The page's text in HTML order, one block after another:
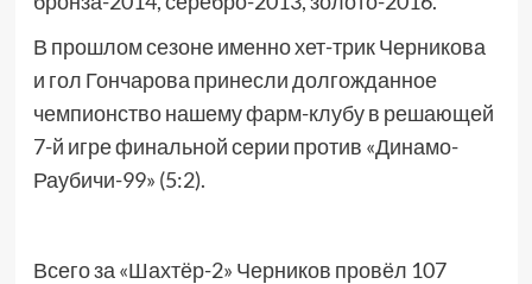
В прошлом сезоне именно хет-трик Черникова
и гол Гончарова принесли долгожданное
чемпионство нашему фарм-клубу в решающей
7-й игре финальной серии против «Динамо-
Раубичи-99» (5:2).
Всего за «Шахтёр-2» Черников провёл 107